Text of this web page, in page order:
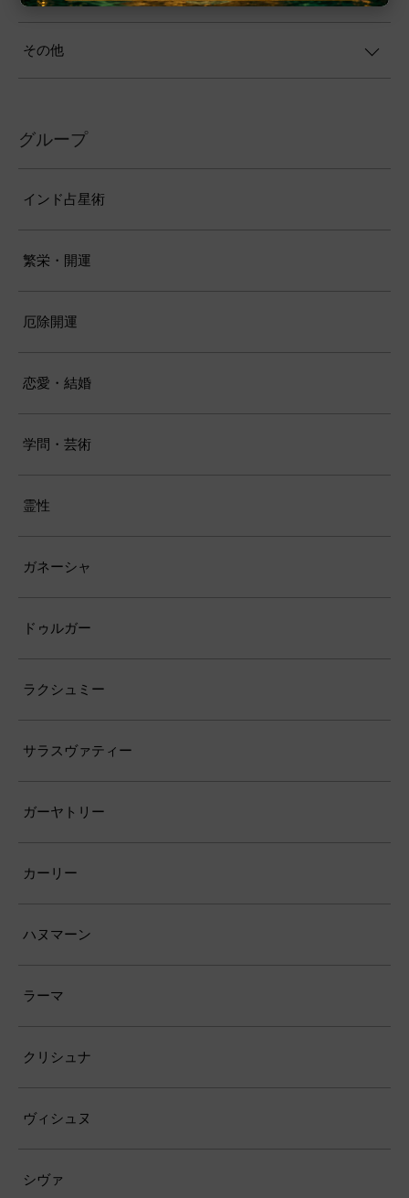
その他
グループ
インド占星術
繁栄・開運
厄除開運
恋愛・結婚
学問・芸術
霊性
ガネーシャ
ドゥルガー
ラクシュミー
サラスヴァティー
ガーヤトリー
カーリー
ハヌマーン
ラーマ
クリシュナ
ヴィシュヌ
シヴァ